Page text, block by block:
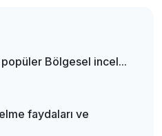
popüler Bölgesel incel...
faydaları ve